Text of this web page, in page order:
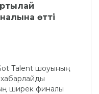
өтті
Talent шоуының
ширек финалы